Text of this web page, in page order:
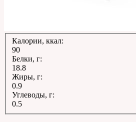
Калории, ккал:
90
Белки, г:
18.8
Жиры, г:
0.9
Углеводы, г:
0.5